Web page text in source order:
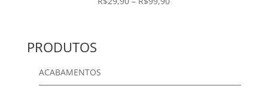
PRODUTOS
ACABAMENTOS